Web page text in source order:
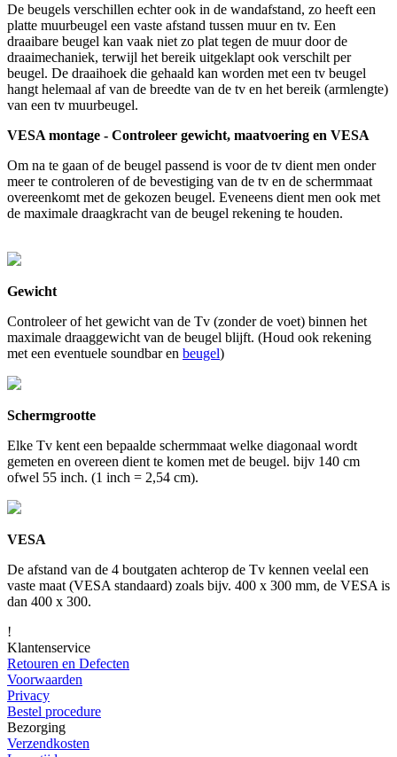
De beugels verschillen echter ook in de wandafstand, zo heeft een
platte muurbeugel een vaste afstand tussen muur en tv. Een
draaibare beugel kan vaak niet zo plat tegen de muur door de
draaimechaniek, terwijl het bereik uitgeklapt ook verschilt per
beugel. De draaihoek die gehaald kan worden met een tv beugel
hangt helemaal af van de breedte van de tv en het bereik (armlengte)
van een tv muurbeugel.
VESA montage - Controleer gewicht, maatvoering en VESA
Om na te gaan of de beugel passend is voor de tv dient men onder
meer te controleren of de bevestiging van de tv en de schermmaat
overeenkomt met de gekozen beugel. Eveneens dient men ook met
de maximale draagkracht van de beugel rekening te houden.
Gewicht
Controleer of het gewicht van de Tv (zonder de voet) binnen het
maximale draaggewicht van de beugel blijft. (Houd ook rekening
met een eventuele soundbar en beugel)
Schermgrootte
Elke Tv kent een bepaalde schermmaat welke diagonaal wordt
gemeten en overeen dient te komen met de beugel. bijv 140 cm
ofwel 55 inch. (1 inch = 2,54 cm).
VESA
De afstand van de 4 boutgaten achterop de Tv kennen veelal een
vaste maat (VESA standaard) zoals bijv. 400 x 300 mm, de VESA is
dan 400 x 300.
!
Klantenservice
Retouren en Defecten
Voorwaarden
Privacy
Bestel procedure
Bezorging
Verzendkosten